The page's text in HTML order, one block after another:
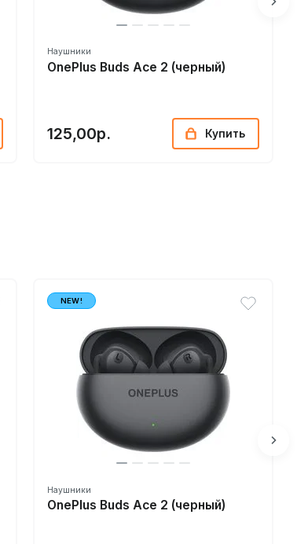
Наушники
OnePlus Buds Ace 2 (черный)
125,00р. Купить
NEW!
Наушники
OnePlus Buds Ace 2 (черный)